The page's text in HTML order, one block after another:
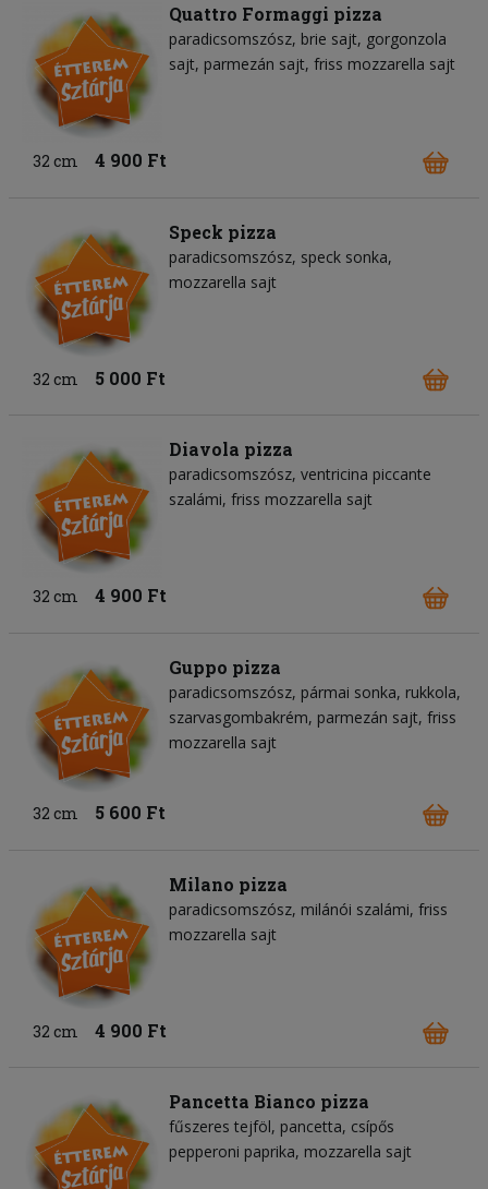
Quattro Formaggi pizza
paradicsomszósz brie sajt gorgonzola
sajt parmezán sajt friss mozzarella sajt
32 cm 4 900 Ft
Speck pizza
paradicsomszósz speck sonka
mozzarella sajt
32 cm 5 000 Ft
Diavola pizza
paradicsomszósz ventricina piccante
szalámi friss mozzarella sajt
32 cm 4 900 Ft
Guppo pizza
paradicsomszósz pármai sonka rukkola
szarvasgombakrém parmezán sajt friss
mozzarella sajt
32 cm 5 600 Ft
Milano pizza
paradicsomszósz milánói szalámi friss
mozzarella sajt
32 cm 4 900 Ft
Pancetta Bianco pizza
fűszeres tejföl pancetta csípős
pepperoni paprika mozzarella sajt